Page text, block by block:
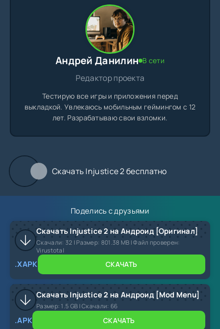
Андрей Данилин В сети
Редактор проекта
Тестирую все игры и приложения перед
выкладкой. Увлекаюсь мобильным геймингом с 12
лет. Разрабатываю свои взломки.
Скачать Injustice 2 бесплатно
Поделись с друзьями
Скачать Injustice 2 на Андроид [Оригинал]
Скачали: 32 | Размер: 801.38 MB | Файл проверен:
Virustotal
.XAPK СКАЧАТЬ
Скачать Injustice 2 на Андроид [Mod Menu]
Размер: 1.5 GB |Скачали: 66
.APK СКАЧАТЬ